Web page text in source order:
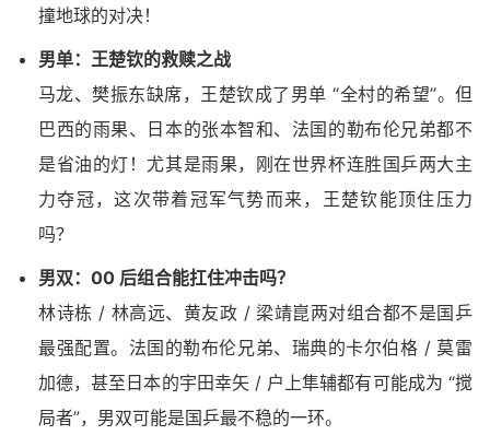
撞地球的对决！
男单：王楚钦的救赎之战
马龙、樊振东缺席，王楚钦成了男单 “全村的希望”。但
巴西的雨果、日本的张本智和、法国的勒布伦兄弟都不
是省油的灯！尤其是雨果，刚在世界杯连胜国乒两大主
力夺冠，这次带着冠军气势而来，王楚钦能顶住压力
吗？
男双：00 后组合能扛住冲击吗？
林诗栋 / 林高远、黄友政 / 梁靖崑两对组合都不是国乒
最强配置。法国的勒布伦兄弟、瑞典的卡尔伯格 / 莫雷
加德，甚至日本的宇田幸矢 / 户上隼辅都有可能成为 “搅
局者”，男双可能是国乒最不稳的一环。